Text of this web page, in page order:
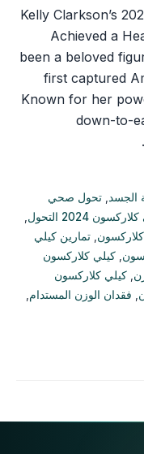
Kelly Clarkson’s
Achieved a
been a beloved
first captured
. Known for her
down-to-
الجسد ,تحول صحي
2024 التحول
تمارين كيلي
كيلي كلاركسون
كيلي كلاركسون
فقدان الوزن المستدام